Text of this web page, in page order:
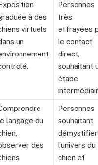
à des
virtuels
un
Personnes
très
effrayées
le contact
direct,
souhaitant
étape
langage du
des
Personnes
souhaitant
démystifier
l’univers du
chien et